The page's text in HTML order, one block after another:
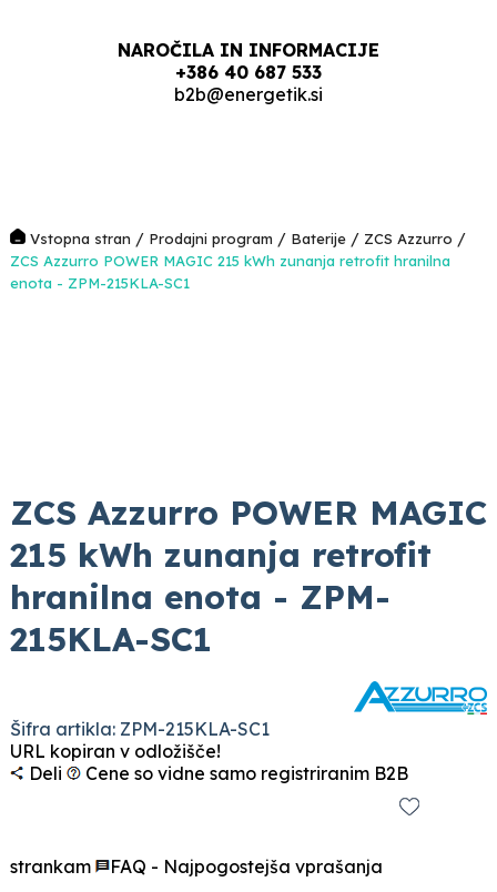
NAROČILA IN INFORMACIJE
+386 40 687 533
b2b@energetik.si
Vstopna stran / Prodajni program / Baterije / ZCS Azzurro /
ZCS Azzurro POWER MAGIC 215 kWh zunanja retrofit hranilna
enota - ZPM-215KLA-SC1
ZCS Azzurro POWER MAGIC
215 kWh zunanja retrofit
hranilna enota - ZPM-
215KLA-SC1
Šifra artikla: ZPM-215KLA-SC1
URL kopiran v odložišče!
Deli
Cene so vidne samo registriranim B2B
strankam FAQ - Najpogostejša vprašanja